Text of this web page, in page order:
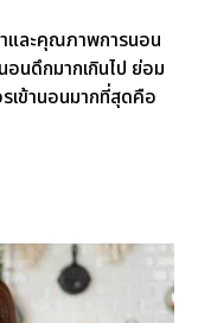
และคุณภาพการนอน
อนดึกมากเกินไป ย่อม
เข้านอนมากที่สุดคือ